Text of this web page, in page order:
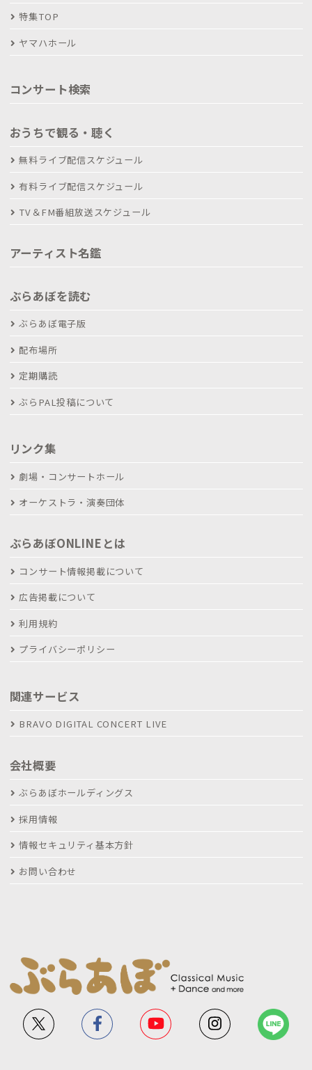
特集TOP
ヤマハホール
コンサート検索
おうちで観る・聴く
無料ライブ配信スケジュール
有料ライブ配信スケジュール
TV＆FM番組放送スケジュール
アーティスト名鑑
ぶらあぼを読む
ぶらあぼ電子版
配布場所
定期購読
ぶらPAL投稿について
リンク集
劇場・コンサートホール
オーケストラ・演奏団体
ぶらあぼONLINEとは
コンサート情報掲載について
広告掲載について
利用規約
プライバシーポリシー
関連サービス
BRAVO DIGITAL CONCERT LIVE
会社概要
ぶらあぼホールディングス
採用情報
情報セキュリティ基本方針
お問い合わせ